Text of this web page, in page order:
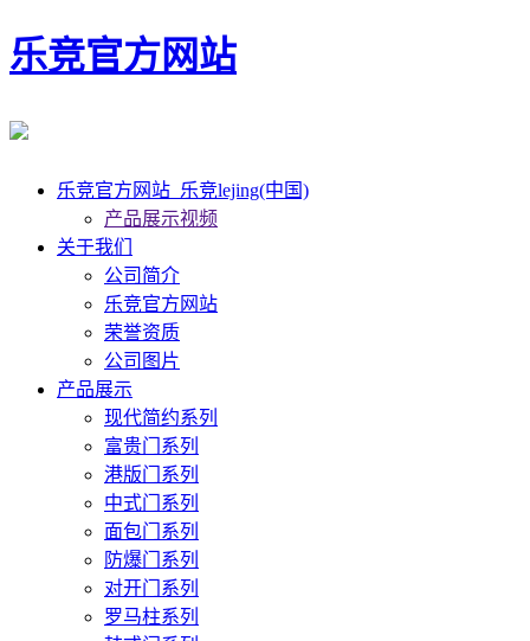
乐竞官方网站
乐竞官方网站_乐竞lejing(中国)
产品展示视频
关于我们
公司简介
乐竞官方网站
荣誉资质
公司图片
产品展示
现代简约系列
富贵门系列
港版门系列
中式门系列
面包门系列
防爆门系列
对开门系列
罗马柱系列